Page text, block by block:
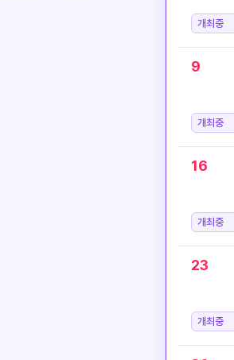
개최중
9
개최중
16
개최중
23
개최중